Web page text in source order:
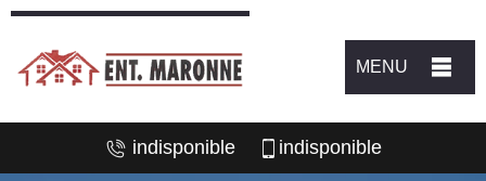
MENU
indisponible indisponible